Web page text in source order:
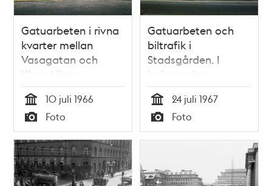
Gatuarbeten i rivna
kvarter mellan
Vasagatan och
Klara Västra
Kyrkogata. Vy från
Tegelbacken mot kv.
Uggleborg, Svalan
och Sköldpaddan
Tid
10 juli 1966
Typ
Foto
Gatuarbeten och
biltrafik i
Stadsgården. I
bakgrunden
passagerarfartygen
Kungsholm och
Sagafjord (norskt)
för ankar på
Tid
24 juli 1967
Typ
Foto